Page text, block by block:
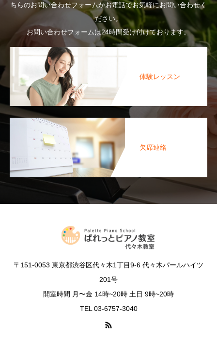
ちらのお問い合わせフォームかお電話でお気軽にお問い合わせく
ださい。
お問い合わせフォームは24時間受け付けております。
体験レッスン
欠席連絡
〒151-0053 東京都渋谷区代々木1丁目9-6 代々木パールハイツ
201号
開室時間 月〜金 14時~20時 土日 9時~20時
TEL 03-6757-3040